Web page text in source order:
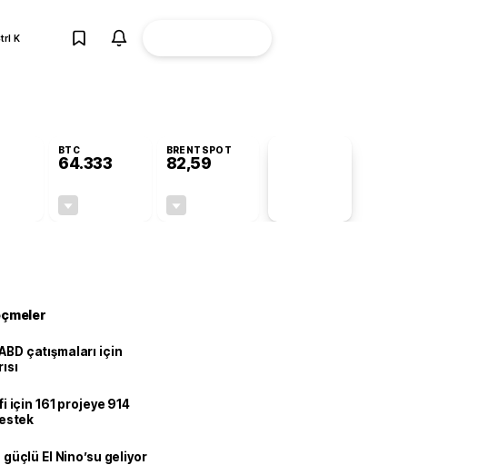
K
BTC
64.333
BRENTSPOT
82,59
çatışmaları için
için 161 projeye 914
güçlü El Nino’su geliyor